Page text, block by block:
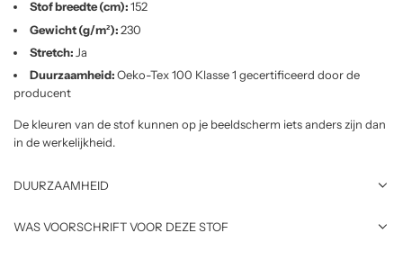
Stof breedte (cm):152
Gewicht (g/m²):230
Stretch: Ja
Duurzaamheid:Oeko-Tex 100 Klasse 1 gecertificeerd door de
producent
De kleuren van de stof kunnen op je beeldscherm iets anders zijn dan
in de werkelijkheid.
DUURZAAMHEID
WAS VOORSCHRIFT VOOR DEZE STOF